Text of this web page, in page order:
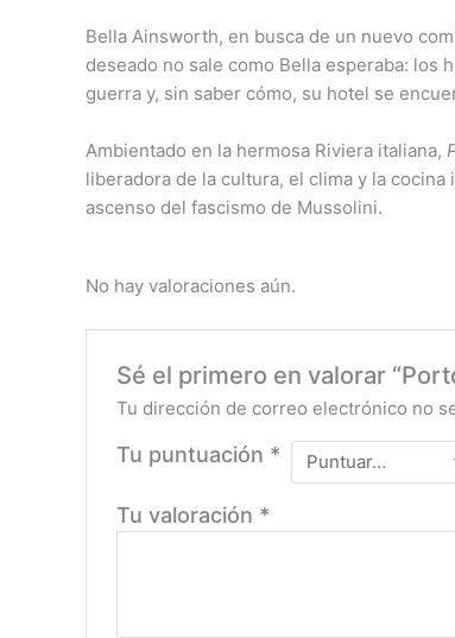
Bella Ainsworth, en busca de un nuevo
deseado no sale como Bella esperaba: los
guerra y, sin saber cómo, su hotel se
Ambientado en la hermosa Riviera italiana,
liberadora de la cultura, el clima y la
ascenso del fascismo de Mussolini.
No hay valoraciones aún.
Sé el primero en valorar
Tu dirección de correo electrónico no
Tu puntuación *
Tu valoración *